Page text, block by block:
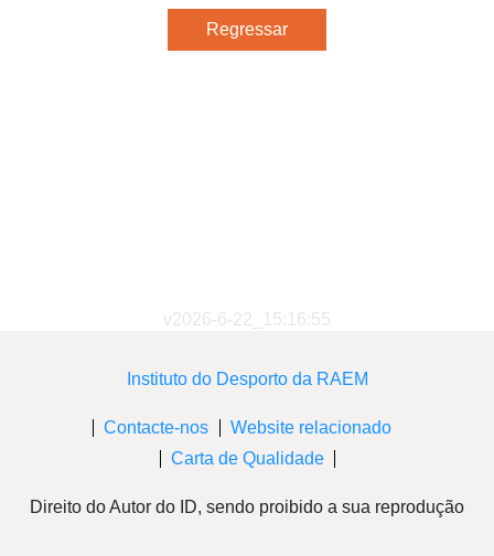
Regressar
v2026-6-22_15:16:55
Instituto do Desporto da RAEM
Contacte-nos
Website relacionado
Carta de Qualidade
Direito do Autor do ID, sendo proibido a sua reprodução